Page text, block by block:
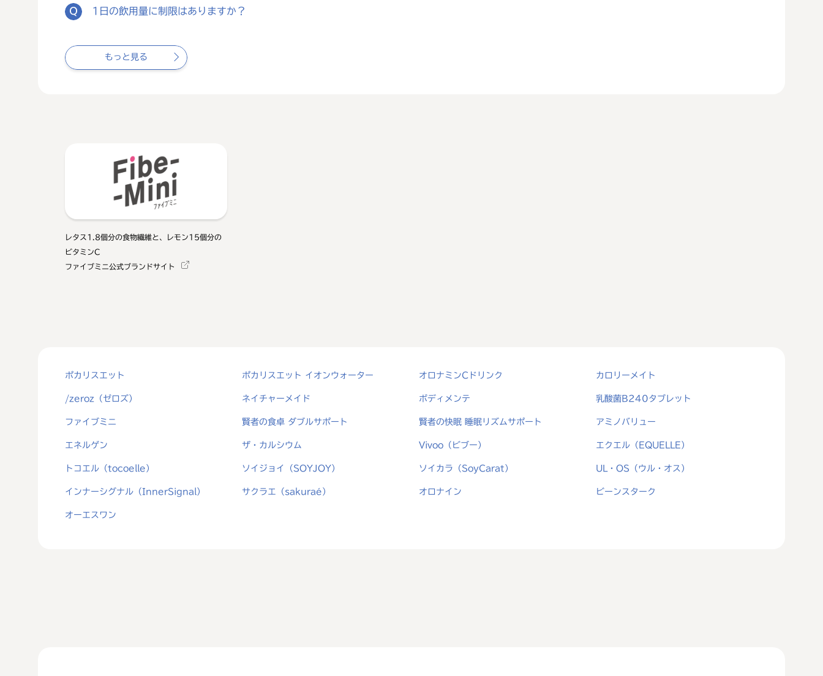
1日の飲用量に制限はありますか？
もっと見る
レタス1.8個分の食物繊維と、レモン15個分の
ビタミンC
ファイブミニ公式ブランドサイト
ポカリスエット ポカリスエット イオンウォーター オロナミンCドリンク カロリーメイト
/zeroz（ゼロズ） ネイチャーメイド ボディメンテ 乳酸菌B240タブレット
ファイブミニ 賢者の食卓 ダブルサポート 賢者の快眠 睡眠リズムサポート アミノバリュー
エネルゲン ザ・カルシウム Vivoo（ビブー） エクエル（EQUELLE）
トコエル（tocoelle） ソイジョイ（SOYJOY） ソイカラ（SoyCarat） UL・OS（ウル・オス）
インナーシグナル（InnerSignal） サクラエ（sakuraé） オロナイン ビーンスターク
オーエスワン